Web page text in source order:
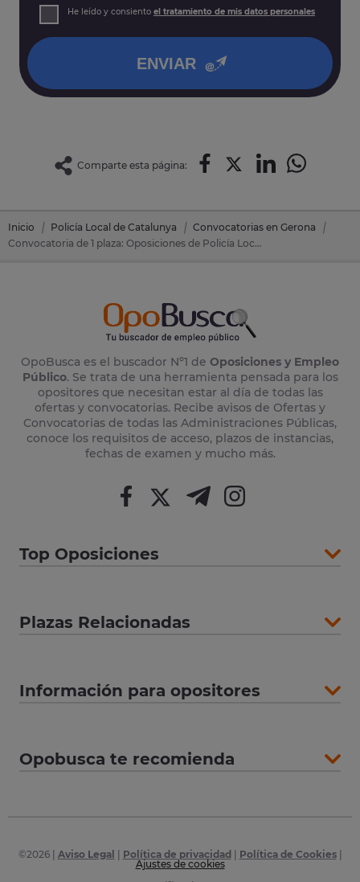
Derechos: Puede acceder, rectificar y suprimir sus datos,
así como otros derechos tal y como se explica en nuestra
He leído y consiento el tratamiento de mis datos personales
ENVIAR
Comparte esta página:
Inicio Policía Local de Catalunya
Convocatorias en Gerona
Convocatoria de 1 plaza: Oposiciones de Policía Local Catalunya en Sant Gregori (Municipio) (Gerona)
OpoBusca es el buscador Nº1 de Oposiciones y Empleo
Público. Se trata de una herramienta pensada para los
opositores que necesitan estar al día de todas las
ofertas y convocatorias. Recibe avisos de Ofertas y
Convocatorias de todas las Administraciones Públicas,
conoce los requisitos de acceso, plazos de instancias,
fechas de examen y mucho más.
Top Oposiciones
Plazas Relacionadas
Información para opositores
Opobusca te recomienda
©2026| Aviso Legal Política de privacidad Política de Cookies|
Ajustes de cookies